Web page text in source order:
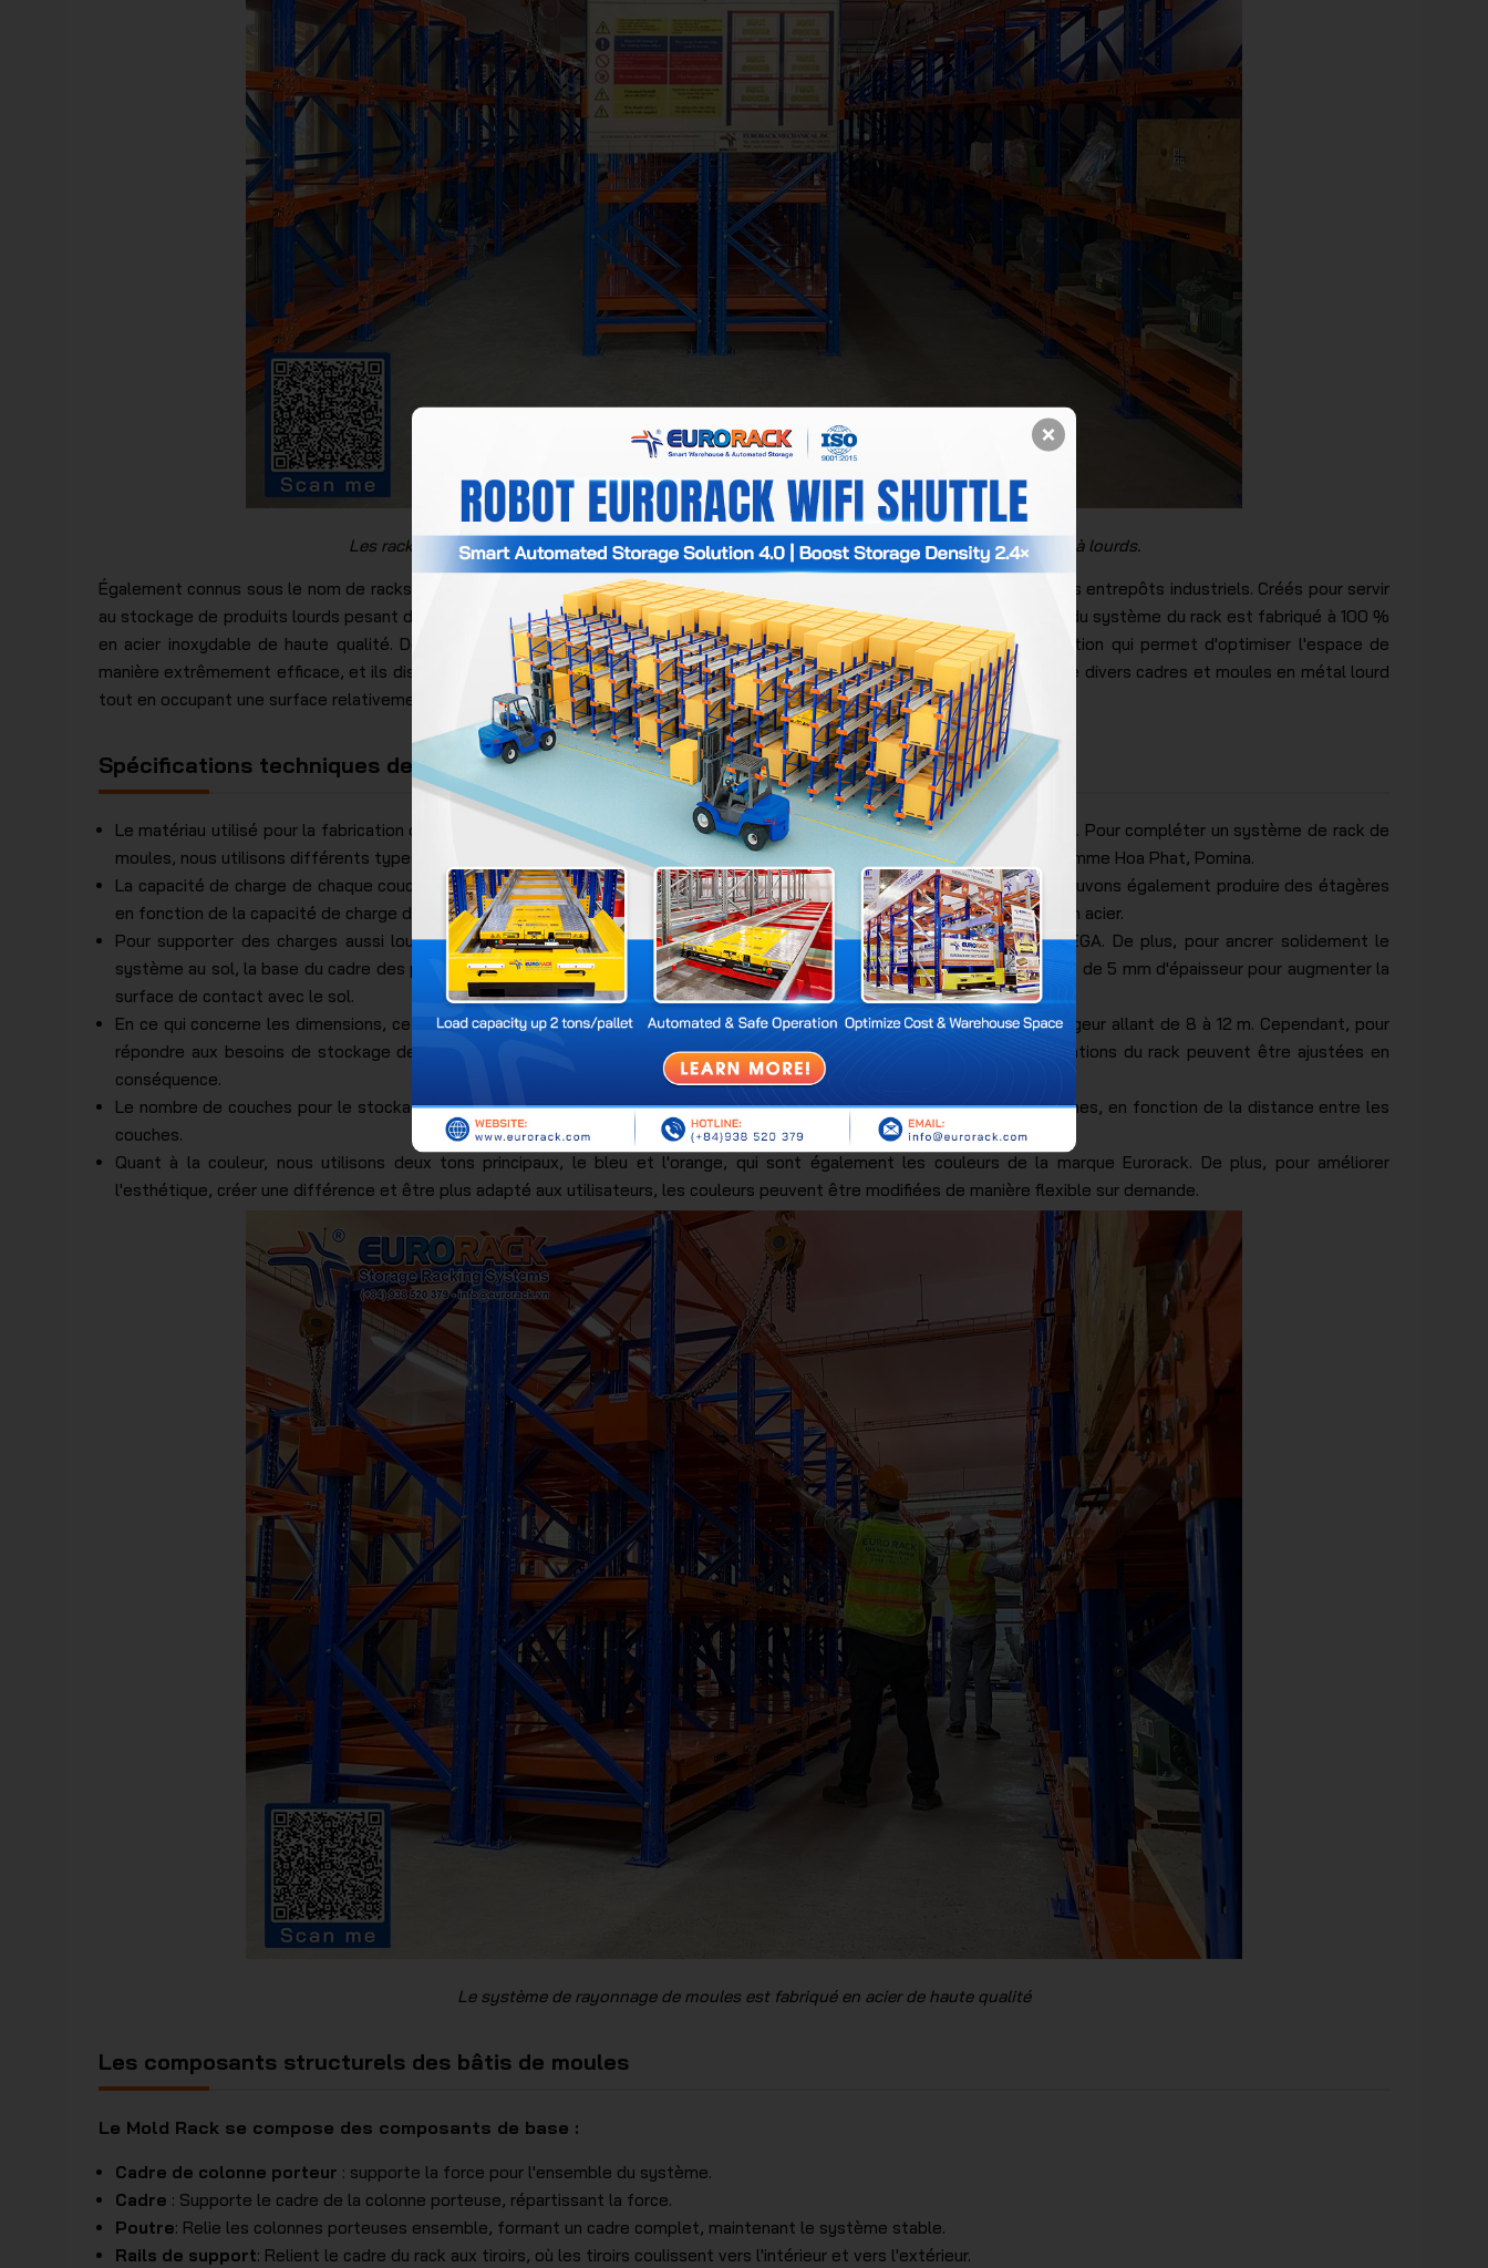
Les racks à moules sont utilisés pour stocker des moules métalliques allant de poids moyens à lourds.
Également connus sous le nom de racks à moules, il s'agit d'équipements de stockage robustes couramment utilisés dans les entrepôts industriels. Créés pour servir
au stockage de produits lourds pesant de plusieurs centaines à plusieurs milliers de kilogrammes, pour y parvenir, l'ensemble du système du rack est fabriqué à 100 %
en acier inoxydable de haute qualité. De plus, les racks de stockage de moules sont également connus comme une solution qui permet d'optimiser l'espace de
manière extrêmement efficace, et ils disposent de plateaux coulissants flexibles à chaque niveau, permettant le stockage de divers cadres et moules en métal lourd
tout en occupant une surface relativement petite.
Spécifications techniques des rayonnages à moules
Le matériau utilisé pour la fabrication des pièces détaillées est fabriqué à partir de fer et d'acier importés de haute qualité. Pour compléter un système de rack de
moules, nous utilisons différents types d'acier (tels que SS400, acier carré, etc.) provenant d'unités leaders et réputées comme Hoa Phat, Pomina.
La capacité de charge de chaque couche d'étagère peut accueillir des articles pesant de 500 à 5 000 kg. De plus, nous pouvons également produire des étagères
en fonction de la capacité de charge demandée par les clients, ce qui est obtenu en sélectionnant l'épaisseur du matériau en acier.
Pour supporter des charges aussi lourdes, grâce aux pieds du cadre conçus pour être pressés et pliés en forme d'OMEGA. De plus, pour ancrer solidement le
système au sol, la base du cadre des pieds est également équipée d'un pied amovible séparé avec une plaque d'acier plate de 5 mm d'épaisseur pour augmenter la
surface de contact avec le sol.
En ce qui concerne les dimensions, ce modèle a une hauteur standard allant jusqu'à 8 m, une profondeur de 2 m et une largeur allant de 8 à 12 m. Cependant, pour
répondre aux besoins de stockage de chaque entreprise et pour être compatibles avec la zone d'entrepôt, les spécifications du rack peuvent être ajustées en
conséquence.
Le nombre de couches pour le stockage des marchandises dans le rack de moulage peut être conçu pour avoir 3 à 7 couches, en fonction de la distance entre les
couches.
Quant à la couleur, nous utilisons deux tons principaux, le bleu et l'orange, qui sont également les couleurs de la marque Eurorack. De plus, pour améliorer
l'esthétique, créer une différence et être plus adapté aux utilisateurs, les couleurs peuvent être modifiées de manière flexible sur demande.
Le système de rayonnage de moules est fabriqué en acier de haute qualité
Les composants structurels des bâtis de moules
Le Mold Rack se compose des composants de base :
Cadre de colonne porteur : supporte la force pour l'ensemble du système.
Cadre : Supporte le cadre de la colonne porteuse, répartissant la force.
Poutre: Relie les colonnes porteuses ensemble, formant un cadre complet, maintenant le système stable.
Rails de support: Relient le cadre du rack aux tiroirs, où les tiroirs coulissent vers l'intérieur et vers l'extérieur.